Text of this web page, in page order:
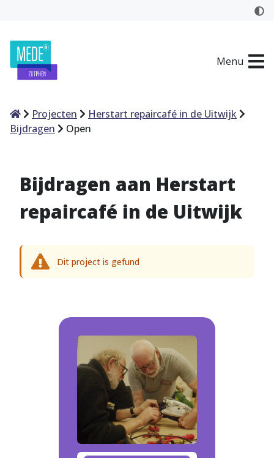
Menu
HomeProjecten
Herstart repaircafé in de Uitwijk
Bijdragen
Open
Bijdragen aan Herstart
repaircafé in de Uitwijk
Dit project is gefund